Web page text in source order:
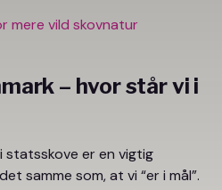
mere vild skovnatur
– hvor står vi i
statsskove er en vigtig
samme som, at vi “er i mål”.